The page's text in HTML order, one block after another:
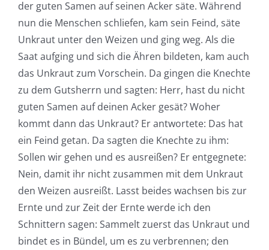
der guten Samen auf seinen Acker säte. Während
nun die Menschen schliefen, kam sein Feind, säte
Unkraut unter den Weizen und ging weg. Als die
Saat aufging und sich die Ähren bildeten, kam auch
das Unkraut zum Vorschein. Da gingen die Knechte
zu dem Gutsherrn und sagten: Herr, hast du nicht
guten Samen auf deinen Acker gesät? Woher
kommt dann das Unkraut? Er antwortete: Das hat
ein Feind getan. Da sagten die Knechte zu ihm:
Sollen wir gehen und es ausreißen? Er entgegnete:
Nein, damit ihr nicht zusammen mit dem Unkraut
den Weizen ausreißt. Lasst beides wachsen bis zur
Ernte und zur Zeit der Ernte werde ich den
Schnittern sagen: Sammelt zuerst das Unkraut und
bindet es in Bündel, um es zu verbrennen; den